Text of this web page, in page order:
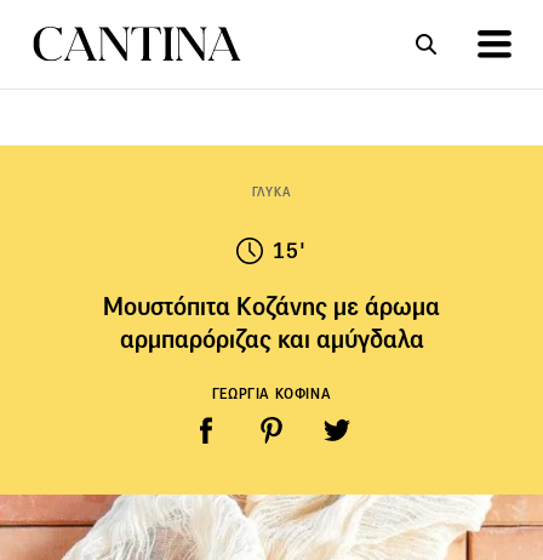
ΓΛΥΚΑ
15'
Μουστόπιτα Κοζάνης με άρωμα
αρμπαρόριζας και αμύγδαλα
ΓΕΩΡΓΙΑ ΚΟΦΙΝΑ